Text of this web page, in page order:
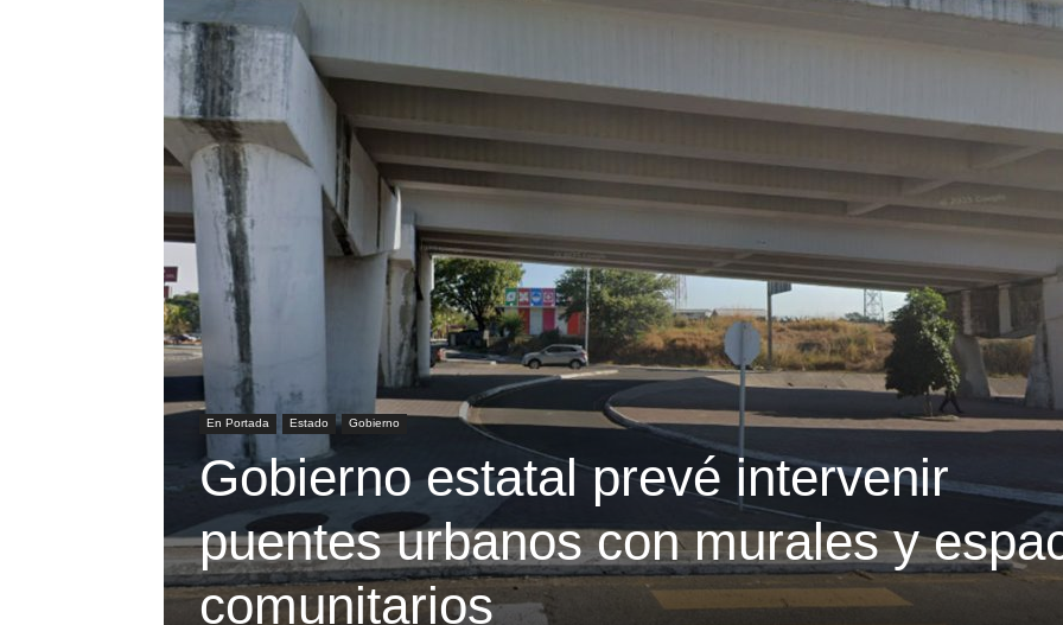
En Portada Estado Gobierno
Gobierno estatal prevé intervenir
puentes urbanos con murales y
comunitarios